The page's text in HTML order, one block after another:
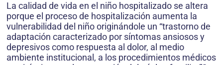
La calidad de vida en el niño hospitalizado se altera
porque el proceso de hospitalización aumenta la
vulnerabilidad del niño originándole un “trastorno de
adaptación caracterizado por síntomas ansiosos y
depresivos como respuesta al dolor, al medio
ambiente institucional, a los procedimientos médicos